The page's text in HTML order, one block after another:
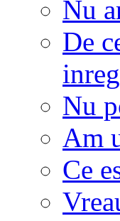
Nu
De
Nu
Am
Ce